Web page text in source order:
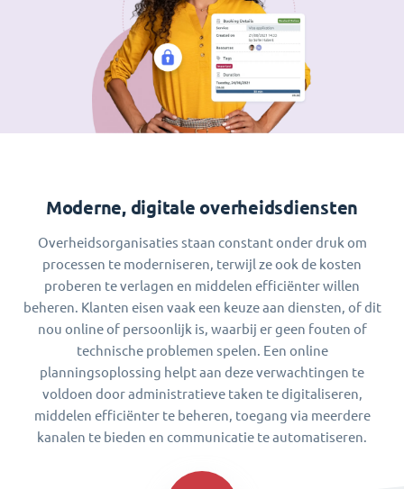
Moderne, digitale overheidsdiensten
Overheidsorganisaties staan constant onder druk om
processen te moderniseren, terwijl ze ook de kosten
proberen te verlagen en middelen efficiënter willen
beheren. Klanten eisen vaak een keuze aan diensten, of dit
nou online of persoonlijk is, waarbij er geen fouten of
technische problemen spelen. Een online
planningsoplossing helpt aan deze verwachtingen te
voldoen door administratieve taken te digitaliseren,
middelen efficiënter te beheren, toegang via meerdere
kanalen te bieden en communicatie te automatiseren.